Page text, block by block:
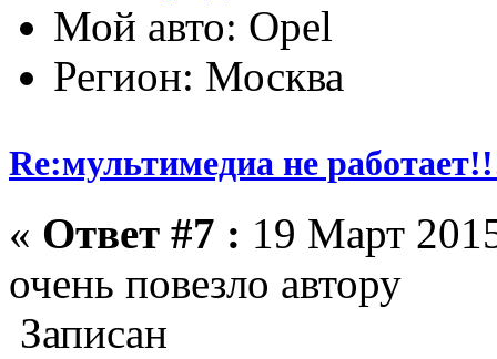
Мой авто: Opel
Регион: Москва
Re:мультимедиа не
« Ответ #7 : 19 Март
очень повезло автору
Записан